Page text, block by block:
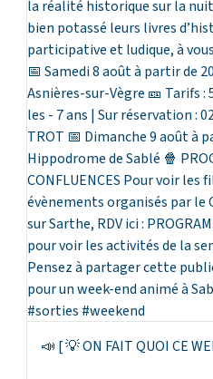
📣 [ 💡 ON FAIT QUOI CE